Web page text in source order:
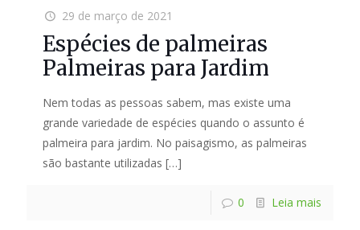
29 de março de 2021
Espécies de palmeiras
Palmeiras para Jardim
Nem todas as pessoas sabem, mas existe uma
grande variedade de espécies quando o assunto é
palmeira para jardim. No paisagismo, as palmeiras
são bastante utilizadas […]
0 Leia mais